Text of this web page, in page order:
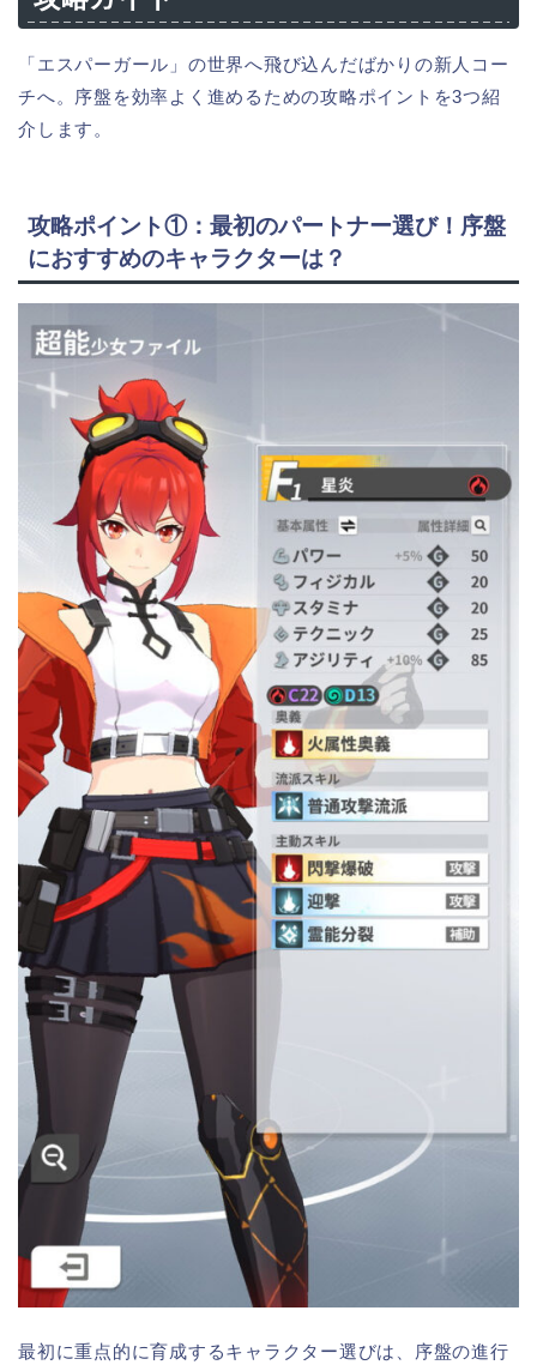
「エスパーガール」の世界へ飛び込んだばかりの新人コー
チへ。序盤を効率よく進めるための攻略ポイントを3つ紹
介します。
攻略ポイント①：最初のパートナー選び！序盤
におすすめのキャラクターは？
最初に重点的に育成するキャラクター選びは、序盤の進行